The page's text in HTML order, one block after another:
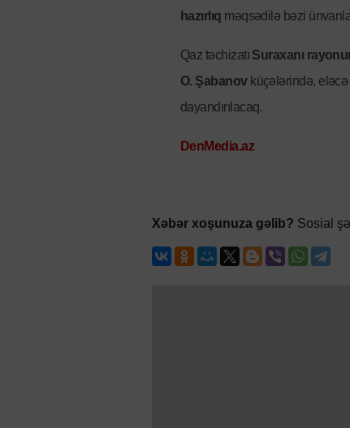
hazırlıq məqsədilə bəzi
Qaz təchizatı Suraxanı
O. Şabanovküçələrində,
dayandırılacaq.
DenMedia.az
Xəbər xoşunuza gəlib? Sosial